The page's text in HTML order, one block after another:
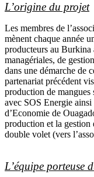
L’origine du projet
Les membres de
mènent chaque année
producteurs au Burkina
managériales, de
dans une démarche de
partenariat précédent
production de mangues
avec SOS Energie
d’Economie de
production et la gestion
double volet (vers
L’équipe porteuse